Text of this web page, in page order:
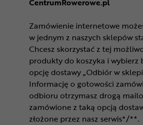
CentrumRowerowe.pl
Zamówienie internetowe
w jednym z naszych sklepów
Chcesz skorzystać z tej
produkty do koszyka i wybierz
opcję dostawy „Odbiór w
Informację o gotowości
odbioru otrzymasz drogą
zamówione z taką opcją
złożone przez nasz serwis*/**.